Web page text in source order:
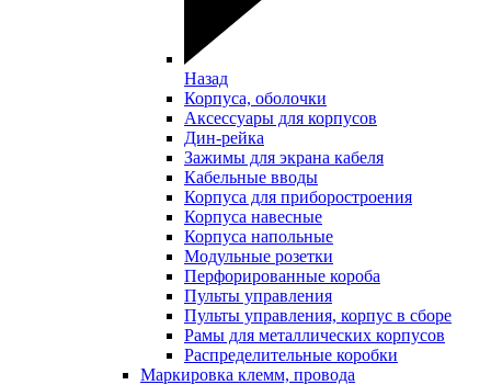
Назад
Корпуса, оболочки
Аксессуары для корпусов
Дин-рейка
Зажимы для экрана кабеля
Кабельные вводы
Корпуса для приборостроения
Корпуса навесные
Корпуса напольные
Модульные розетки
Перфорированные короба
Пульты управления
Пульты управления, корпус в сборе
Рамы для металлических корпусов
Распределительные коробки
Маркировка клемм, провода